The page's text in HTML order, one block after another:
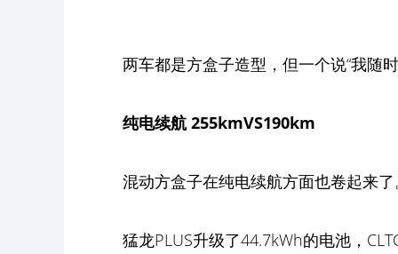
两车都是方盒子造型，但一个说“我随
纯电续航 255kmVS190km
混动方盒子在纯电续航方面也卷起来
猛龙PLUS升级了44.7kWh的电池，